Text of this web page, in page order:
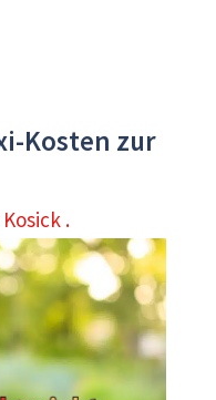
Kosten zur
.